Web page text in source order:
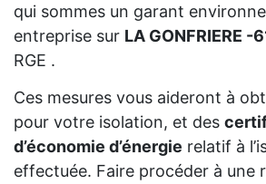
qui sommes un garant
entreprise sur LA GONFRIERE -
RGE .
Ces mesures vous aideront à
pour votre isolation, et des
d’économie d’énergie relatif à
effectuée. Faire procéder à une